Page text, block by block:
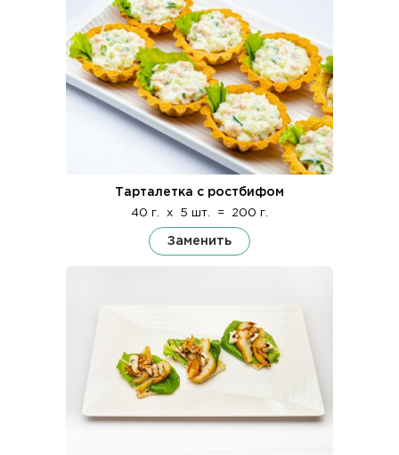
Тарталетка с ростбифом
40 г. x 5 шт. = 200 г.
Заменить